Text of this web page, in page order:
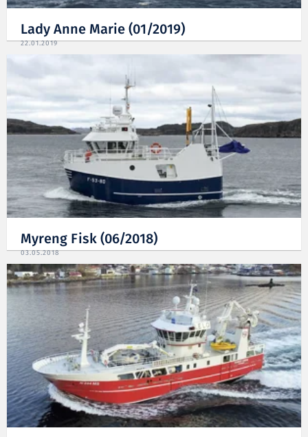
Lady Anne Marie (01/2019)
22.01.2019
Myreng Fisk (06/2018)
03.05.2018